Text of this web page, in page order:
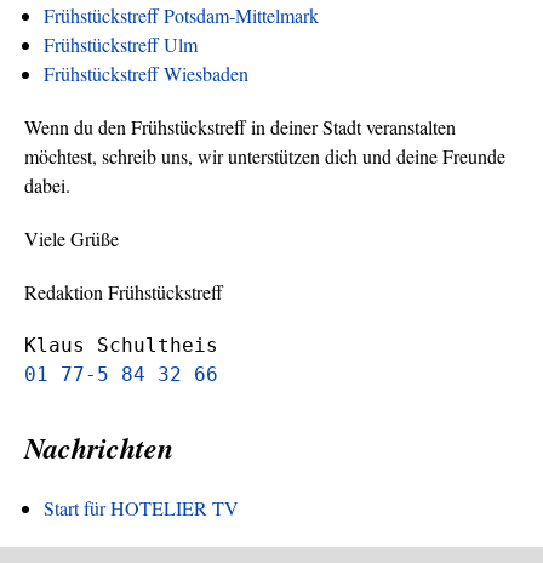
Frühstückstreff Potsdam-Mittelmark
Frühstückstreff Ulm
Frühstückstreff Wiesbaden
Wenn du den Frühstückstreff in deiner Stadt veranstalten
möchtest, schreib uns, wir unterstützen dich und deine Freunde
dabei.
Viele Grüße
Redaktion Frühstückstreff
Klaus Schultheis
01 77-5 84 32 66
Nachrichten
Start für HOTELIER TV